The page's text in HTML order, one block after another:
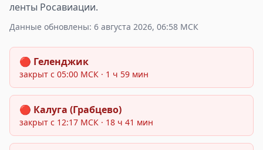
ленты Росавиации.
Данные обновлены: 6 августа 2026, 06:58 МСК
🔴 Закрыт:
Геленджик
закрыт с 05:00 МСК · 1 ч 59 мин
🔴 Закрыт:
Калуга (Грабцево)
закрыт с 12:17 МСК · 18 ч 41 мин